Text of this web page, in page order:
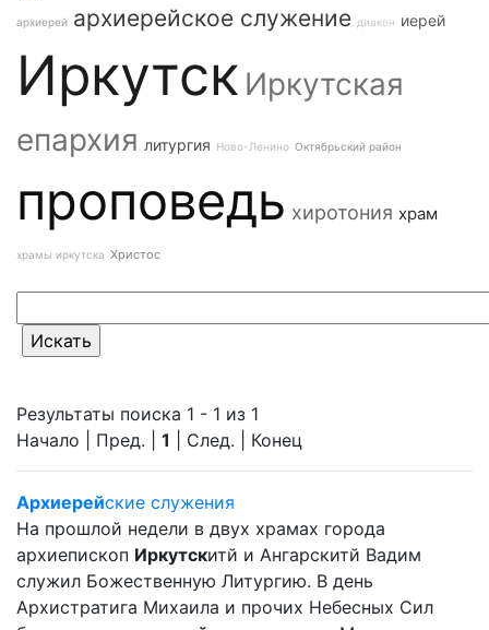
архиерей архиерейское служение диакон иерей
Иркутск Иркутская
епархия литургия Ново-Ленино Октябрьский район
проповедь хиротония храм
храмы иркутска Христос
Результаты поиска 1 - 1 из 1
Начало | Пред. | 1 | След. | Конец
Архиерейские служения
На прошлой недели в двух храмах города
архиепископ Иркутскитй и Ангарскитй Вадим
служил Божественную Литургию. В день
Архистратига Михаила и прочих Небесных Сил